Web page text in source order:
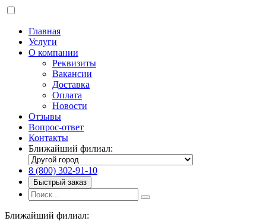
Главная
Услуги
О компании
Реквизиты
Вакансии
Доставка
Оплата
Новости
Отзывы
Вопрос-ответ
Контакты
Ближайший филиал:
8 (800) 302-91-10
Быстрый заказ
Ближайший филиал: